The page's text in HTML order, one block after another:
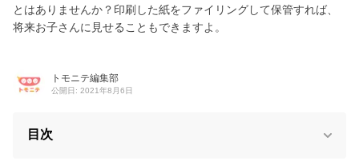
とはありませんか？印刷した紙をファイリングして保管すれば、
将来お子さんに見せることもできますよ。
トモニテ編集部
公開日: 2021年8月6日
目次